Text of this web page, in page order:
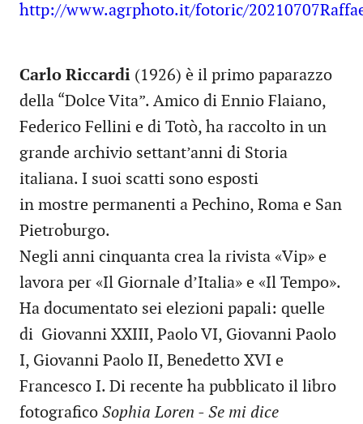
http://www.agrphoto.it/fotoric/
Carlo Riccardi (1926) è il primo paparazzo
della “Dolce Vita”. Amico di Ennio Flaiano,
Federico Fellini e di Totò, ha raccolto in un
grande archivio settant’anni di Storia
italiana. I suoi scatti sono esposti
in mostre permanenti a Pechino, Roma e San
Pietroburgo.
Negli anni cinquanta crea la rivista «Vip» e
lavora per «Il Giornale d’Italia» e «Il Tempo».
Ha documentato sei elezioni papali: quelle
di Giovanni XXIII, Paolo VI, Giovanni Paolo
I, Giovanni Paolo II, Benedetto XVI e
Francesco I. Di recente ha pubblicato il libro
fotografico Sophia Loren - Se mi dice